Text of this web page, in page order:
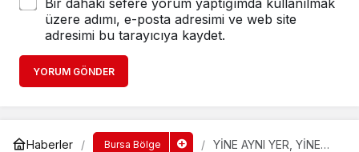
Bir dahaki sefere yorum yaptığımda kullanılmak
üzere adımı, e-posta adresimi ve web site
adresimi bu tarayıcıya kaydet.
YORUM GÖNDER
Haberler Bursa Bölge
YİNE AYNI YER, YİNE